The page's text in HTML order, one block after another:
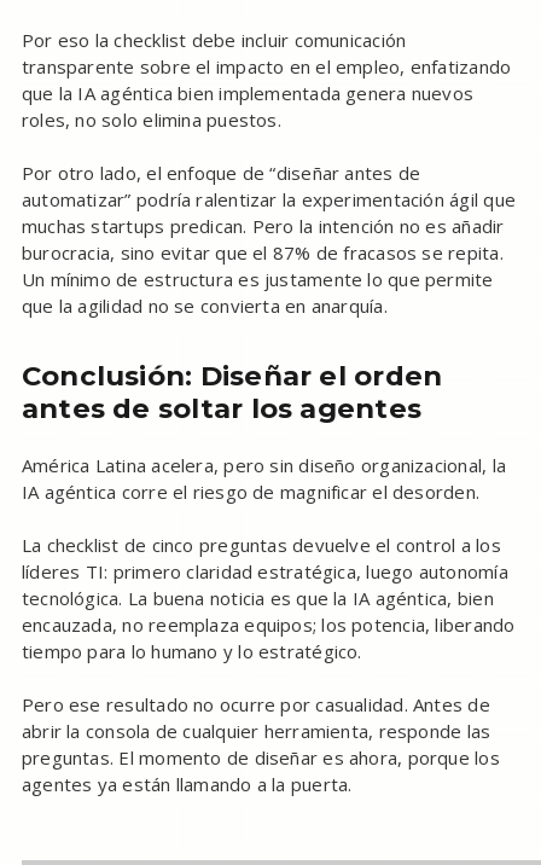
Por eso la checklist debe incluir comunicación
transparente sobre el impacto en el empleo, enfatizando
que la IA agéntica bien implementada genera nuevos
roles, no solo elimina puestos.
Por otro lado, el enfoque de “diseñar antes de
automatizar” podría ralentizar la experimentación ágil que
muchas startups predican. Pero la intención no es añadir
burocracia, sino evitar que el 87% de fracasos se repita.
Un mínimo de estructura es justamente lo que permite
que la agilidad no se convierta en anarquía.
Conclusión: Diseñar el orden
antes de soltar los agentes
América Latina acelera, pero sin diseño organizacional, la
IA agéntica corre el riesgo de magnificar el desorden.
La checklist de cinco preguntas devuelve el control a los
líderes TI: primero claridad estratégica, luego autonomía
tecnológica. La buena noticia es que la IA agéntica, bien
encauzada, no reemplaza equipos; los potencia, liberando
tiempo para lo humano y lo estratégico.
Pero ese resultado no ocurre por casualidad. Antes de
abrir la consola de cualquier herramienta, responde las
preguntas. El momento de diseñar es ahora, porque los
agentes ya están llamando a la puerta.